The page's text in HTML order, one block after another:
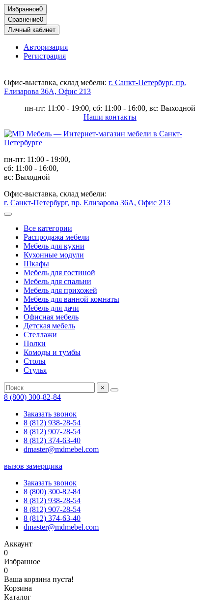
Избранное0
Сравнение0
Личный кабинет
Авторизация
Регистрация
Офис-выставка, склад мебели: г. Санкт-Петербург, пр.
Елизарова 36А, Офис 213
пн-пт: 11:00 - 19:00, сб: 11:00 - 16:00, вс: Выходной
Наши контакты
пн-пт: 11:00 - 19:00,
сб: 11:00 - 16:00,
вс: Выходной
Офис-выставка, склад мебели:
г. Санкт-Петербург, пр. Елизарова 36А, Офис 213
Все категории
Распродажа мебели
Мебель для кухни
Кухонные модули
Шкафы
Мебель для гостиной
Мебель для спальни
Мебель для прихожей
Мебель для ванной комнаты
Мебель для дачи
Офисная мебель
Детская мебель
Стеллажи
Полки
Комоды и тумбы
Столы
Стулья
×
8 (800) 300-82-84
Заказать звонок
8 (812) 938-28-54
8 (812) 907-28-54
8 (812) 374-63-40
dmaster@mdmebel.com
вызов замерщика
Заказать звонок
8 (800) 300-82-84
8 (812) 938-28-54
8 (812) 907-28-54
8 (812) 374-63-40
dmaster@mdmebel.com
Аккаунт
0
Избранное
0
Ваша корзина пуста!
Корзина
Каталог